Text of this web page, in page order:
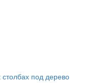
под дерево